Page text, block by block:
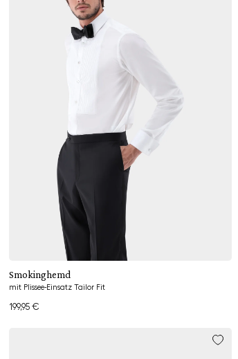
Smokinghemd
mit Plissee-Einsatz Tailor Fit
199,95 €